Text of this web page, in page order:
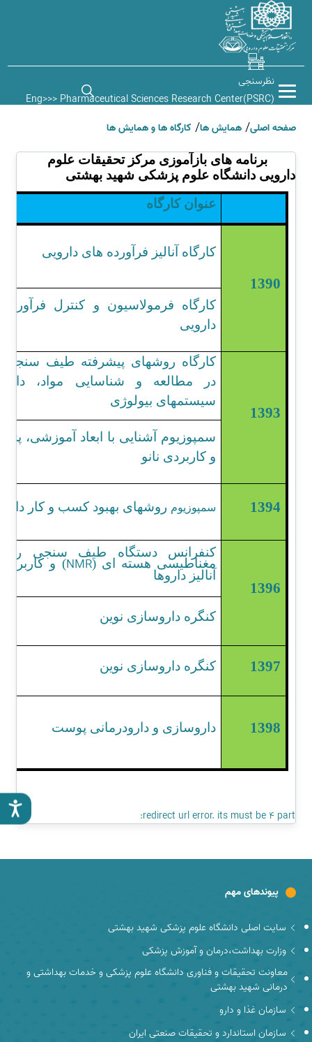
نظرسنجی
Eng>>> Pharmaceutical Sciences Research Center(PSRC)
صفحه اصلی همایش ها کارگاه ها و همایش ها
برنامه های بازآموزی مرکز تحقیقات علوم
دارویی دانشگاه علوم پزشکی شهید بهشتی
عنوان کارگاه
1390
کارگاه آنالیز فرآورده های دارویی
کارگاه فرمولاسیون و کنترل
دارویی
1393
کارگاه روشهای پیشرفته طیف
در مطالعه و شناسایی مواد،
سیستمهای بیولوژی
سمپوزیوم آشنایی با ابعاد آموزشی،
و کاربردی نانو
1394 سمپوزیوم روشهای بهبود کسب و کار
1396
کنفرانس دستگاه طیف سنجی
مغناطیسی هسته ای (NMR) و کاربرد
آنالیز داروها
کنگره داروسازی نوین
1397 کنگره داروسازی نوین
1398 داروسازی و دارودرمانی پوست
redirect url error. its must be 4 part:
پیوندهای مهم
سایت اصلی دانشگاه علوم پزشکی شهید بهشتی
وزارت بهداشت،درمان و آموزش پزشکی
معاونت تحقیقات و فناوری دانشگاه علوم پزشکی و خدمات بهداشتی و
درمانی شهید بهشتی
سازمان غذا و دارو
سازمان استاندارد و تحقیقات صنعتی ایران